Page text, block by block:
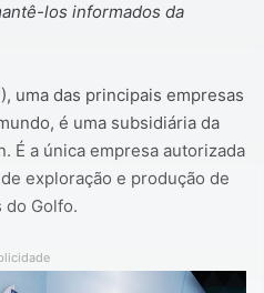
los informados da
uma das principais empresas
é uma subsidiária da
É a única empresa autorizada
exploração e produção de
do Golfo.